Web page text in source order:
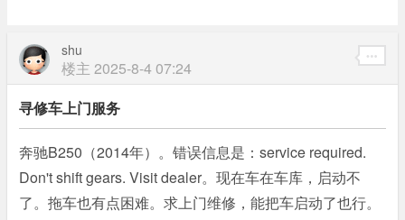
shu
楼主 2025-8-4 07:24
寻修车上门服务
奔驰B250（2014年）。错误信息是：service required.
Don't shift gears. Visit dealer。现在车在车库，启动不
了。拖车也有点困难。求上门维修，能把车启动了也行。